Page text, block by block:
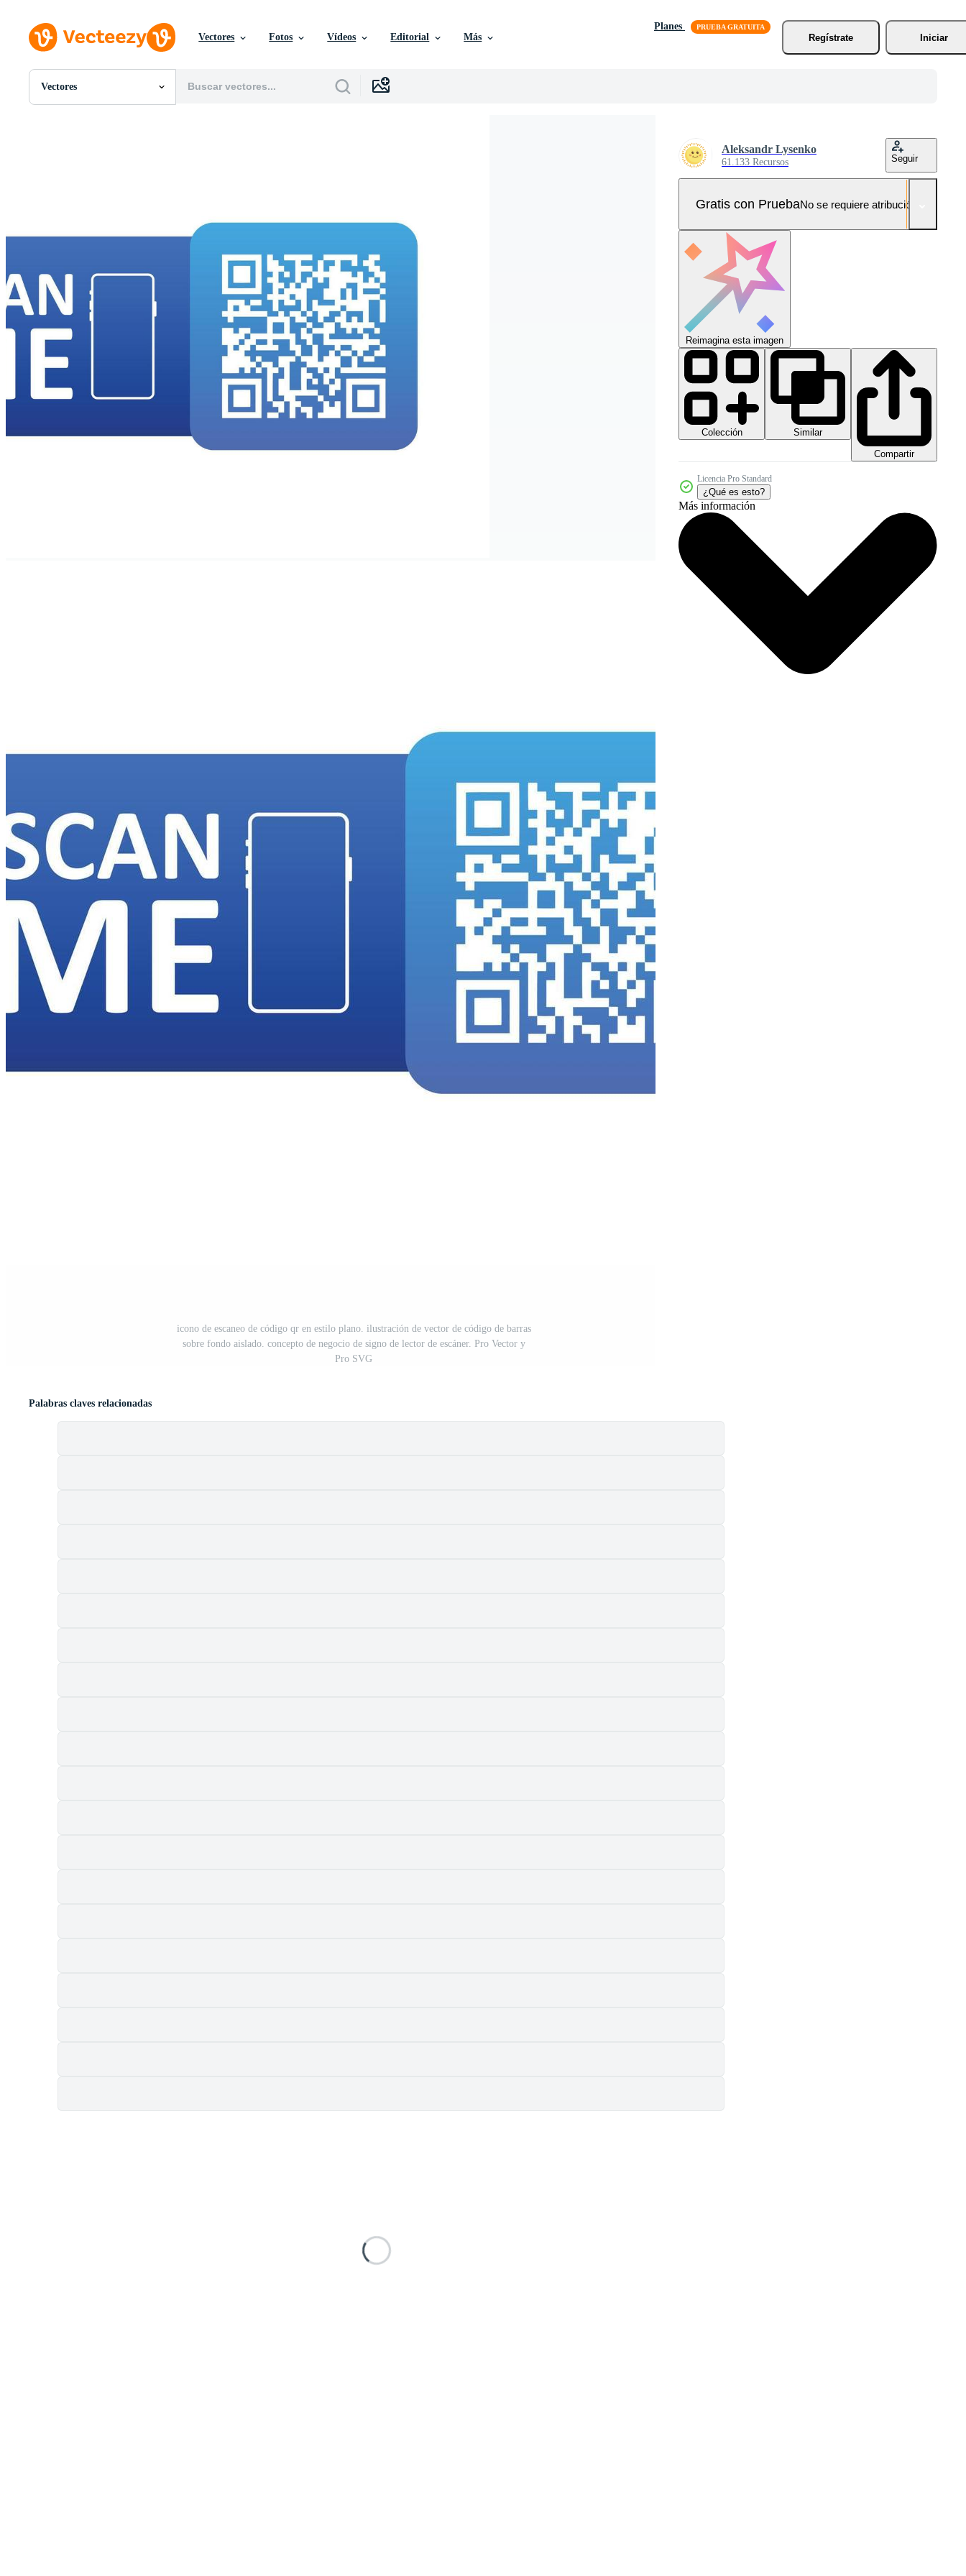
Vectores Fotos Vídeos Editorial Más
Planes
Regístrate
Iniciar
Vectores
Todas Imágenes
Imágenes Editoriales
icono de escaneo de código qr en estilo plano. ilustración de vector de código de barras
sobre fondo aislado. concepto de negocio de signo de lector de escáner. Pro Vector y
Pro SVG
Aleksandr Lysenko
61.133 Recursos Seguir
Gratis con PruebaNo se requiere atribución!
Reimagina esta imagen
Colección
Similar
Compartir
Licencia Pro Standard
¿Qué es esto?
Más información
Palabras claves relacionadas